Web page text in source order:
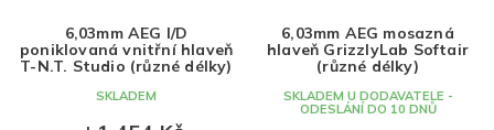
6,03mm AEG I/D
poniklovaná vnitřní hlaveň
T-N.T. Studio (různé délky)
SKLADEM
6,03mm AEG mosazná
hlaveň GrizzlyLab Softair
(různé délky)
SKLADEM U DODAVATELE -
ODESLÁNÍ DO 10 DNŮ